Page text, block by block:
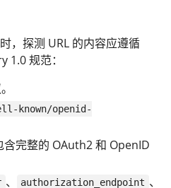
，探测 URL 的内容应遵循
规范：
known/openid-
含完整的 OAuth2 和 OpenID
、 authorization_endpoint 、